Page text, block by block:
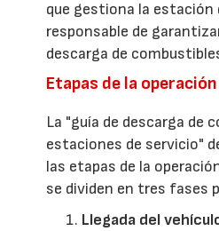
que gestiona la estación
responsable de
descarga de
Etapas de la
La "guía de descarga de
estaciones de servicio"
las etapas de la
se dividen en tres fases
Llegada del